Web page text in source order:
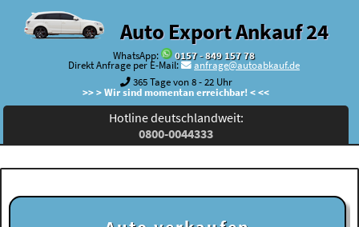
Auto Export Ankauf 24
WhatsApp:
0157 - 849 157 78
Direkt Anfrage per E-Mail:
anfrage@autoabkauf.de
365 Tage von 8 - 22 Uhr
>> > Wir sind momentan erreichbar! < <<
Hotline deutschlandweit:
0800-0044333